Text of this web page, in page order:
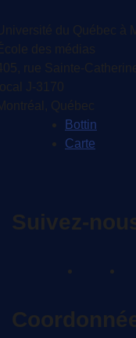
du Québec à
des médias
rue Sainte-
J-3170
Québec
Bottin
Carte
Suivez-